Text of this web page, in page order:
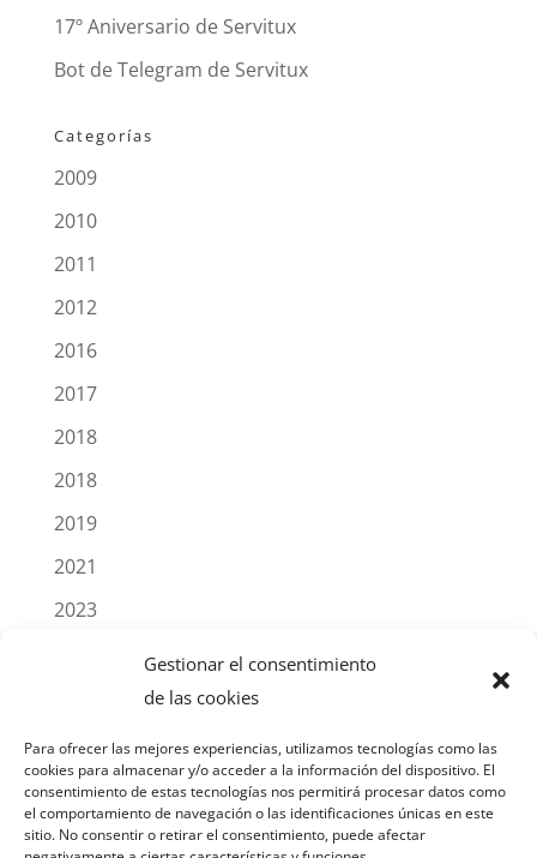
Gestionar el consentimiento
de las cookies
Para ofrecer las mejores experiencias, utilizamos tecnologías como las
cookies para almacenar y/o acceder a la información del dispositivo. El
consentimiento de estas tecnologías nos permitirá procesar datos como
el comportamiento de navegación o las identificaciones únicas en este
sitio. No consentir o retirar el consentimiento, puede afectar
17º Aniversario de Servitux
Bot de Telegram de Servitux
Categorías
2009
2010
2011
2012
2016
2017
2018
2018
2019
2021
2023
Noticias
Productos